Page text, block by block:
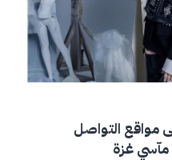
مواقع التواصل
غزة